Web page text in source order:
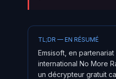
TL;DR — EN RÉSUMÉ
Emsisoft, en
international No More
un décrypteur gratuit